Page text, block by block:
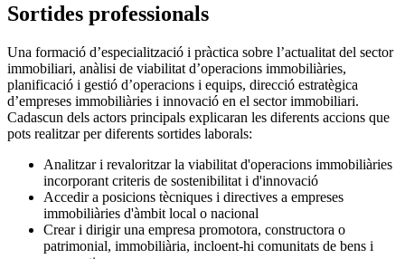
Sortides professionals
Una formació d’especialització i pràctica sobre l’actualitat del sector
immobiliari, anàlisi de viabilitat d’operacions immobiliàries,
planificació i gestió d’operacions i equips, direcció estratègica
d’empreses immobiliàries i innovació en el sector immobiliari.
Cadascun dels actors principals explicaran les diferents accions que
pots realitzar per diferents sortides laborals:
Analitzar i revaloritzar la viabilitat d'operacions immobiliàries
incorporant criteris de sostenibilitat i d'innovació
Accedir a posicions tècniques i directives a empreses
immobiliàries d'àmbit local o nacional
Crear i dirigir una empresa promotora, constructora o
patrimonial, immobiliària, incloent-hi comunitats de bens i